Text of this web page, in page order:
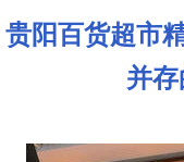
贵阳百货超市
并